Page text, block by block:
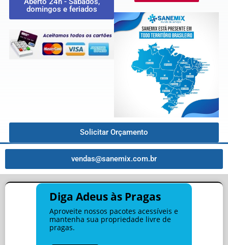
domingos e feriados
Solicitar Orçamento
vendas@sanemix.com.br
Diga Adeus às Pragas
Aproveite nossos pacotes acessíveis e
mantenha sua propriedade livre de
pragas.